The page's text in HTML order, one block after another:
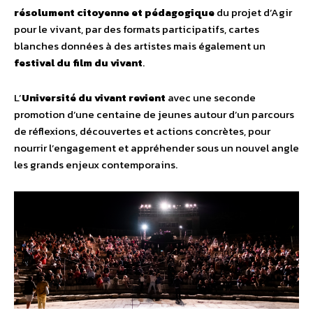
résolument citoyenne et pédagogiquedu projet d’Agir
pour le vivant, par des formats participatifs, cartes
blanches données à des artistes mais également un
festival du film du vivant.
L’Université du vivant revient avec une seconde
promotion d’une centaine de jeunes autour d’un parcours
de réflexions, découvertes et actions concrètes, pour
nourrir l’engagement et appréhender sous un nouvel angle
les grands enjeux contemporains.